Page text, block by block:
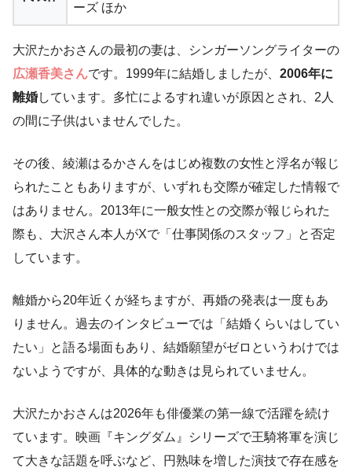
ーズ ほか
大沢たかおさんの最初の妻は、シンガーソングライターの
広瀬香美さんです。1999年に結婚しましたが、 2006年に
離婚しています。多忙によるすれ違いが原因とされ、2人
の間に子供はいませんでした。
その後、綾瀬はるかさんをはじめ複数の女性と浮名が報じ
られたこともありますが、いずれも交際が確定した情報で
はありません。2013年に一般女性との交際が報じられた
際も、大沢さん本人がXで「仕事関係のスタッフ」と否定
しています。
離婚から20年近くが経ちますが、再婚の発表は一度もあ
りません。過去のインタビューでは「結婚くらいはしてい
たい」と語る場面もあり、結婚願望がゼロというわけでは
ないようですが、具体的な動きは見られていません。
大沢たかおさんは2026年も俳優業の第一線で活躍を続け
ています。映画『キングダム』シリーズで王騎将軍を演じ
て大きな話題を呼ぶなど、円熟味を増した演技で存在感を